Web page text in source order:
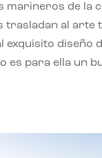
marineros de la
trasladan al arte
exquisito diseño
es para ella un